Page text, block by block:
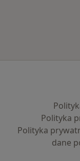
Polityka
Polityka
dane